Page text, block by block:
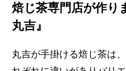
焙じ茶専門店が作り
丸吉』
丸吉が手掛ける焙じ茶は